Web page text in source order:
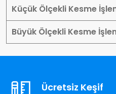
Küçük Ölçekli Kesme
Büyük Ölçekli Kesme
Ücretsiz Keşif